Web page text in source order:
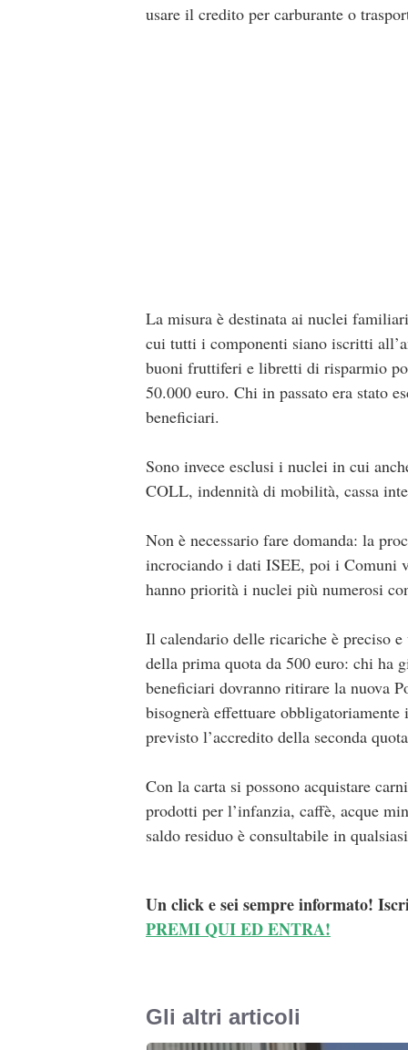
usare il credito per carburante o
La misura è destinata ai nuclei
cui tutti i componenti siano iscritti
buoni fruttiferi e libretti di risparmio
50.000 euro. Chi in passato era stato
beneficiari.
Sono invece esclusi i nuclei in cui
COLL, indennità di mobilità, cassa
Non è necessario fare domanda: la
incrociando i dati ISEE, poi i Comuni
hanno priorità i nuclei più numerosi
Il calendario delle ricariche è preciso
della prima quota da 500 euro: chi ha
beneficiari dovranno ritirare la nuova
bisognerà effettuare
previsto l’accredito della seconda
Con la carta si possono acquistare
prodotti per l’infanzia, caffè, acque
saldo residuo è consultabile in
Un click e sei sempre informato!
PREMI QUI ED ENTRA!
Gli altri articoli